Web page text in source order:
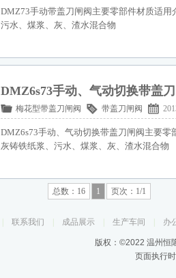
DMZ73手动带盖刀闸阀主要零部件材质适
污水、煤浆、灰、渣水混合物
DMZ6s73手动、气动切换带盖
梅花型带盖刀闸阀 带盖刀闸阀
DMZ6s73手动、气动切换带盖刀闸阀主要
灰铸铁纸浆、污水、煤浆、灰、渣水混合物
总数：16 1 页次：1/1
联系我们 成品展示 生产车间 办
版权：©2022 温州恒
页面执行